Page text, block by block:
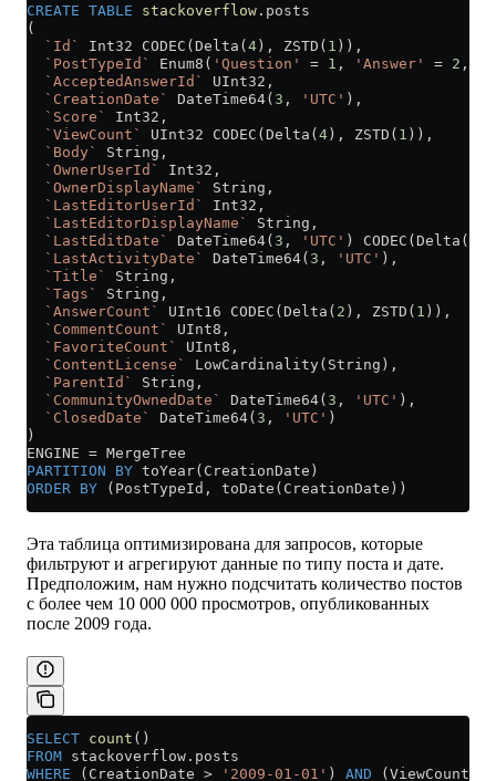
CREATE TABLE stackoverflow .posts
(
  `Id`
Int32 CODEC(Delta(4), ZSTD( 1 )),
  `PostTypeId`
Enum8( 'Question' = 1 , 'Answer' = 2 ,
  `AcceptedAnswerId`
UInt32,
  `CreationDate`
DateTime64( 3 , 'UTC' ),
  `Score`
Int32,
  `ViewCount`
UInt32 CODEC(Delta(4), ZSTD( 1 )),
  `Body`
String,
  `OwnerUserId`
Int32,
  `OwnerDisplayName`
String,
  `LastEditorUserId`
Int32,
  `LastEditorDisplayName`
String,
  `LastEditDate`
DateTime64( 3 , 'UTC' ) CODEC(Delta(
  `LastActivityDate`
DateTime64( 3 , 'UTC' ),
  `Title`
String,
  `Tags`
String,
  `AnswerCount`
UInt16 CODEC(Delta( 2 ), ZSTD( 1 )),
  `CommentCount`
UInt8,
  `FavoriteCount`
UInt8,
  `ContentLicense`
LowCardinality(String),
  `ParentId`
String,
  `CommunityOwnedDate`
DateTime64( 3 , 'UTC' ),
  `ClosedDate`
DateTime64( 3 , 'UTC' )
)
ENGINE = MergeTree
PARTITION BY toYear(CreationDate)
ORDER BY (PostTypeId, toDate(CreationDate))
Эта таблица оптимизирована для запросов, которые
фильтруют и агрегируют данные по типу поста и дате.
Предположим, нам нужно подсчитать количество постов
с более чем 10 000 000 просмотров, опубликованных
после 2009 года.
SELECT count ()
FROM stackoverflow . posts
WHERE (CreationDate > '2009-01-01' ) AND (ViewCount